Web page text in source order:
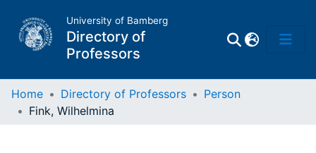
University of Bamberg
Directory of
Professors
Home Directory of Professors
Person
Fink, Wilhelmina